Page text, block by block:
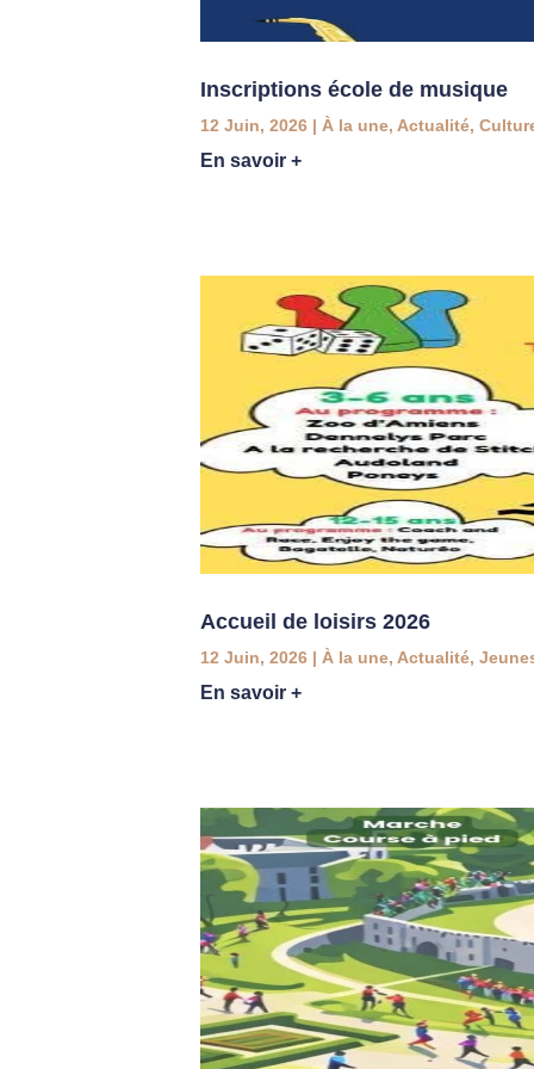
Inscriptions école de musique
12 Juin, 2026 | À la une, Actualité,
En savoir +
Accueil de loisirs 2026
12 Juin, 2026 | À la une, Actualité,
En savoir +